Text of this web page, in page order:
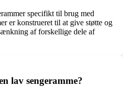
specifikt til brug med
er konstrueret til at give støtte og
af forskellige dele af
lav sengeramme?